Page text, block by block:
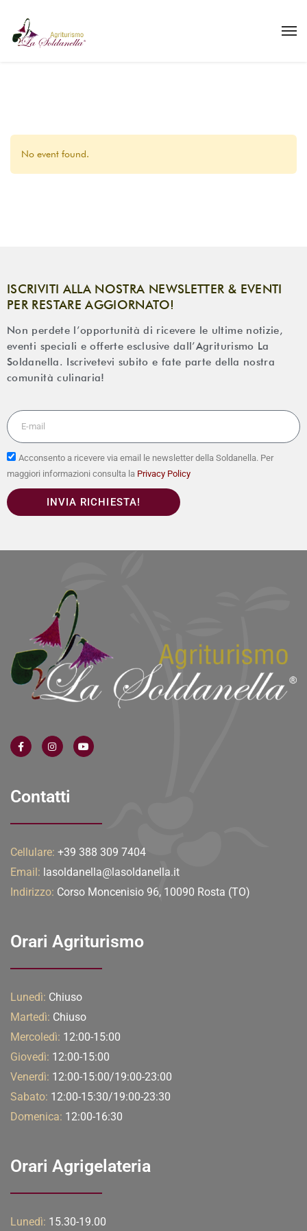
No event found.
ISCRIVITI ALLA NOSTRA NEWSLETTER & EVENTI
PER RESTARE AGGIORNATO!
Non perdete l’opportunità di ricevere le ultime notizie,
eventi speciali e offerte esclusive dall’Agriturismo La
Soldanella. Iscrivetevi subito e fate parte della nostra
comunità culinaria!
Acconsento a ricevere via email le newsletter della Soldanella. Per
maggiori informazioni consulta la Privacy Policy
INVIA RICHIESTA!
Contatti
Cellulare: +39 388 309 7404
Email: lasoldanella@lasoldanella.it
Indirizzo: Corso Moncenisio 96, 10090 Rosta (TO)
Orari Agriturismo
Lunedì: Chiuso
Martedì: Chiuso
Mercoledì: 12:00-15:00
Giovedì: 12:00-15:00
Venerdì: 12:00-15:00/19:00-23:00
Sabato: 12:00-15:30/19:00-23:30
Domenica: 12:00-16:30
Orari Agrigelateria
Lunedì: 15.30-19.00